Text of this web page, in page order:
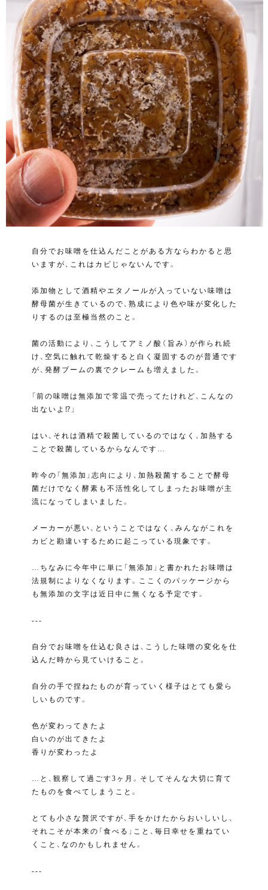
自分でお味噌を仕込んだことがある方ならわかると思
いますが、これはカビじゃないんです。
添加物として酒精やエタノールが入っていない味噌は
酵母菌が生きているので、熟成により色や味が変化した
りするのは至極当然のこと。
菌の活動により、こうしてアミノ酸（旨み）が作られ続
け、空気に触れて乾燥すると白く凝固するのが普通です
が、発酵ブームの裏でクレームも増えました。
「前の味噌は無添加で常温で売ってたけれど、こんなの
出ないよ⁉︎」
はい、それは酒精で殺菌しているのではなく、加熱する
ことで殺菌しているからなんです…
昨今の「無添加」志向により、加熱殺菌することで酵母
菌だけでなく酵素も不活性化してしまったお味噌が主
流になってしまいました。
メーカーが悪い、ということではなく、みんながこれを
カビと勘違いするために起こっている現象です。
…ちなみに今年中に単に「無添加」と書かれたお味噌は
法規制によりなくなります。ここくのパッケージから
も無添加の文字は近日中に無くなる予定です。
---
自分でお味噌を仕込む良さは、こうした味噌の変化を仕
込んだ時から見ていけること。
自分の手で捏ねたものが育っていく様子はとても愛ら
しいものです。
色が変わってきたよ
白いのが出てきたよ
香りが変わったよ
…と、観察して過ごす3ヶ月。そしてそんな大切に育て
たものを食べてしまうこと。
とても小さな贅沢ですが、手をかけたからおいしいし、
それこそが本来の「食べる」こと、毎日幸せを重ねてい
くこと、なのかもしれません。
---